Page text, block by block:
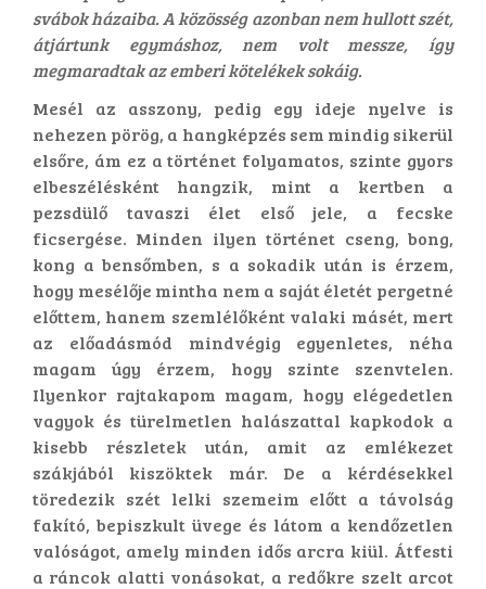
svábok házaiba. A közösség azonban nem hullott szét,
átjártunk egymáshoz, nem volt messze, így
megmaradtak az emberi kötelékek sokáig.
Mesél az asszony, pedig egy ideje nyelve is
nehezen pörög, a hangképzés sem mindig sikerül
elsőre, ám ez a történet folyamatos, szinte gyors
elbeszélésként hangzik, mint a kertben a
pezsdülő tavaszi élet első jele, a fecske
ficsergése. Minden ilyen történet cseng, bong,
kong a bensőmben, s a sokadik után is érzem,
hogy mesélője mintha nem a saját életét pergetné
előttem, hanem szemlélőként valaki másét, mert
az előadásmód mindvégig egyenletes, néha
magam úgy érzem, hogy szinte szenvtelen.
Ilyenkor rajtakapom magam, hogy elégedetlen
vagyok és türelmetlen halászattal kapkodok a
kisebb részletek után, amit az emlékezet
szákjából kiszöktek már. De a kérdésekkel
töredezik szét lelki szemeim előtt a távolság
fakító, bepiszkult üvege és látom a kendőzetlen
valóságot, amely minden idős arcra kiül. Átfesti
a ráncok alatti vonásokat, a redőkre szelt arcot